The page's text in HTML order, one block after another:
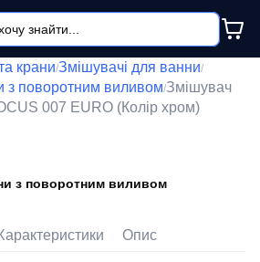
крани/Змішувачі для ванни/
з поворотним виливом/Змішувач
007 EURO (Колір хром)
з поворотним виливом
Опис